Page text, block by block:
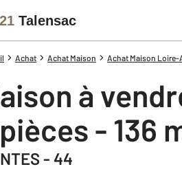
Talensac
Achat Achat Maison Achat Maison Loire-
Maison à
7 pièces - 136
- 44